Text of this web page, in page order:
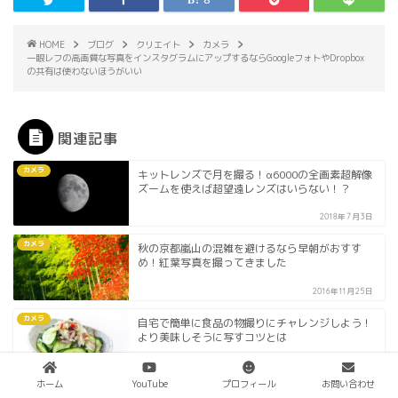
HOME ブログ クリエイト
カメラ
一眼レフの高画質な写真をインスタグラムにアップするならGoogleフォトやDropbox
の共有は使わないほうがいい
関連記事
カメラ
キットレンズで月を撮る！α6000の全画素超解像
ズームを使えば超望遠レンズはいらない！？
2018年7月3日
カメラ
秋の京都嵐山の混雑を避けるなら早朝がおすす
め！紅葉写真を撮ってきました
2016年11月25日
カメラ
自宅で簡単に食品の物撮りにチャレンジしよう！
より美味しそうに写すコツとは
2017年8月4日
ホーム YouTube プロフィール お問い合わせ